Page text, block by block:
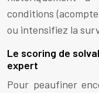
conditions
ou intensifiez la
Le scoring de
expert
Pour peaufiner